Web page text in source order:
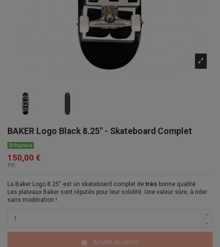
BAKER Logo Black 8.25" - Skateboard Complet
Rupture
150,00 €
TTC
La Baker Logo 8.25'' est un skateboard complet de très bonne qualité.
Les plateaux Baker sont réputés pour leur solidité. Une valeur sûre, à rider
sans modération !
Ajouter au panier